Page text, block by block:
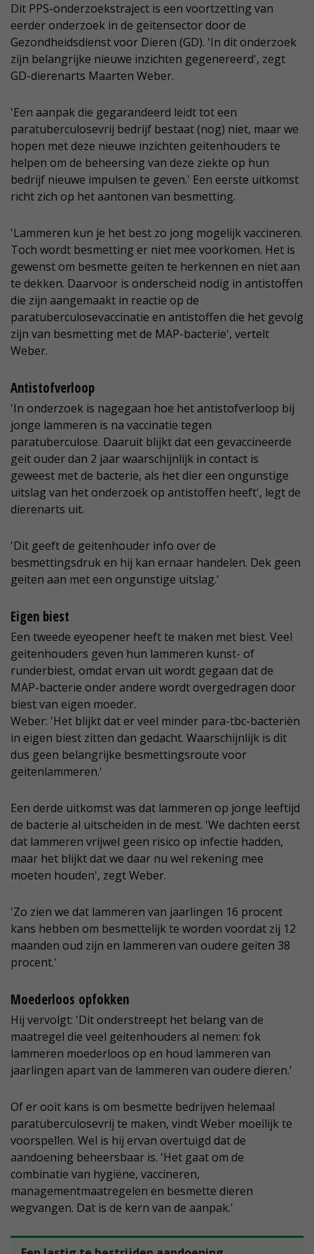
Dit PPS-onderzoekstraject is een voortzetting van
eerder onderzoek in de geitensector door de
Gezondheidsdienst voor Dieren (GD). 'In dit onderzoek
zijn belangrijke nieuwe inzichten gegenereerd', zegt
GD-dierenarts Maarten Weber.
'Een aanpak die gegarandeerd leidt tot een
paratuberculosevrij bedrijf bestaat (nog) niet, maar we
hopen met deze nieuwe inzichten geitenhouders te
helpen om de beheersing van deze ziekte op hun
bedrijf nieuwe impulsen te geven.' Een eerste uitkomst
richt zich op het aantonen van besmetting.
'Lammeren kun je het best zo jong mogelijk vaccineren.
Toch wordt besmetting er niet mee voorkomen. Het is
gewenst om besmette geiten te herkennen en niet aan
te dekken. Daarvoor is onderscheid nodig in antistoffen
die zijn aangemaakt in reactie op de
paratuberculosevaccinatie en antistoffen die het gevolg
zijn van besmetting met de MAP-bacterie', vertelt
Weber.
Antistofverloop
'In onderzoek is nagegaan hoe het antistofverloop bij
jonge lammeren is na vaccinatie tegen
paratuberculose. Daaruit blijkt dat een gevaccineerde
geit ouder dan 2 jaar waarschijnlijk in contact is
geweest met de bacterie, als het dier een ongunstige
uitslag van het onderzoek op antistoffen heeft', legt de
dierenarts uit.
'Dit geeft de geitenhouder info over de
besmettingsdruk en hij kan ernaar handelen. Dek geen
geiten aan met een ongunstige uitslag.'
Eigen biest
Een tweede eyeopener heeft te maken met biest. Veel
geitenhouders geven hun lammeren kunst- of
runderbiest, omdat ervan uit wordt gegaan dat de
MAP-bacterie onder andere wordt overgedragen door
biest van eigen moeder.
Weber: 'Het blijkt dat er veel minder para-tbc-bacteriën
in eigen biest zitten dan gedacht. Waarschijnlijk is dit
dus geen belangrijke besmettingsroute voor
geitenlammeren.'
Een derde uitkomst was dat lammeren op jonge leeftijd
de bacterie al uitscheiden in de mest. 'We dachten eerst
dat lammeren vrijwel geen risico op infectie hadden,
maar het blijkt dat we daar nu wel rekening mee
moeten houden', zegt Weber.
'Zo zien we dat lammeren van jaarlingen 16 procent
kans hebben om besmettelijk te worden voordat zij 12
maanden oud zijn en lammeren van oudere geiten 38
procent.'
Moederloos opfokken
Hij vervolgt: 'Dit onderstreept het belang van de
maatregel die veel geitenhouders al nemen: fok
lammeren moederloos op en houd lammeren van
jaarlingen apart van de lammeren van oudere dieren.'
Of er ooit kans is om besmette bedrijven helemaal
paratuberculosevrij te maken, vindt Weber moeilijk te
voorspellen. Wel is hij ervan overtuigd dat de
aandoening beheersbaar is. 'Het gaat om de
combinatie van hygiëne, vaccineren,
managementmaatregelen en besmette dieren
wegvangen. Dat is de kern van de aanpak.'